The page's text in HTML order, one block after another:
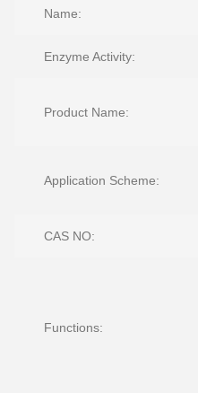
Name:
Enzyme Activity:
Product Name:
Application Scheme:
CAS NO:
Functions: